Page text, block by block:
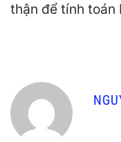
thận để tính toán